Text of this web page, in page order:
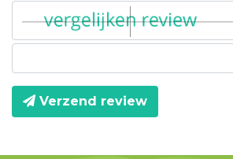
Verzend review